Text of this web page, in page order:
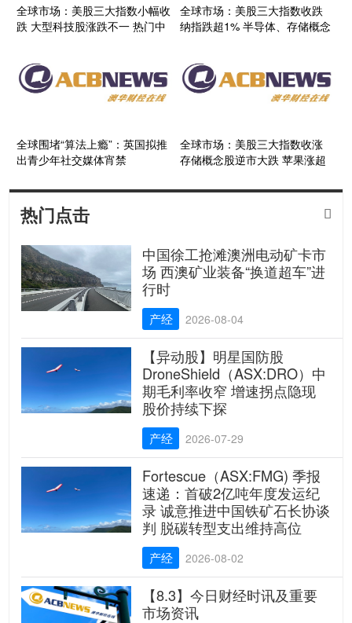
全球市场：美股三大指数小幅收
跌 大型科技股涨跌不一 热门中
全球市场：美股三大指数收跌
纳指跌超1% 半导体、存储概念
全球围堵“算法上瘾”：英国拟推
出青少年社交媒体宵禁
全球市场：美股三大指数收涨
存储概念股逆市大跌 苹果涨超
热门点击 
中国徐工抢滩澳洲电动矿卡市
场 西澳矿业装备“换道超车”进
行时
产经 2026-08-04
【异动股】明星国防股
DroneShield（ASX:DRO）中
期毛利率收窄 增速拐点隐现
股价持续下探
产经 2026-07-29
Fortescue（ASX:FMG) 季报
速递：首破2亿吨年度发运纪
录 诚意推进中国铁矿石长协谈
判 脱碳转型支出维持高位
产经 2026-08-02
【8.3】今日财经时讯及重要
市场资讯